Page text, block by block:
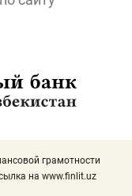
грамотности
на www.finlit.uz